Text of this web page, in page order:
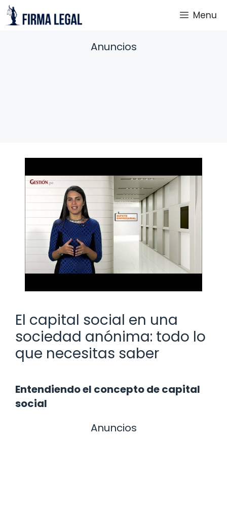
Saltar
al
Menu
Anuncios
El capital social en una
sociedad anónima: todo lo
que necesitas saber
Entendiendo el concepto de capital
social
Anuncios